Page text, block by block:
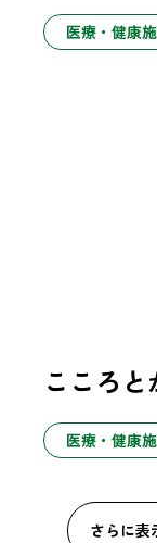
医療・健康
こころ
医療・健康
さらに表